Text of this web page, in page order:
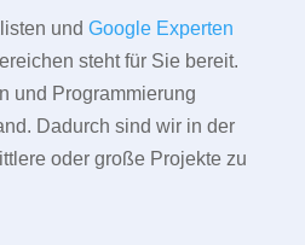
und Google Experten
steht für Sie bereit.
und Programmierung
Dadurch sind wir in der
oder große Projekte zu